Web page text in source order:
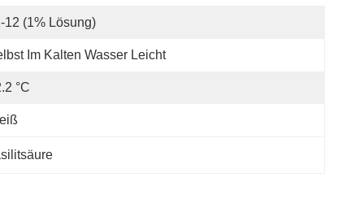
12 (1% Lösung)
Im Kalten Wasser Leicht
°C